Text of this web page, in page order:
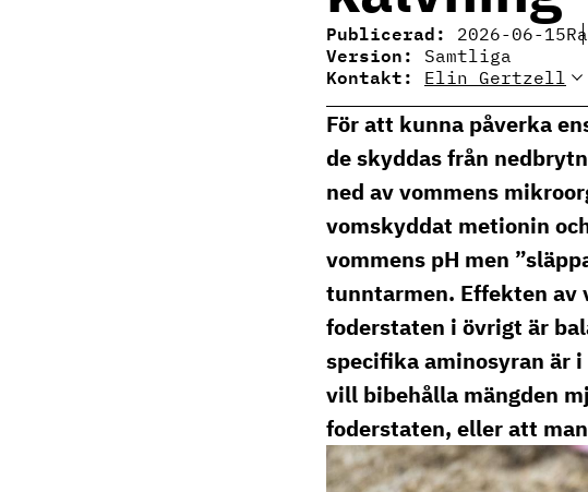
Publicerad: 2026-06-15
Version: Samtliga
Kontakt: Elin Gertzell
Elin Gertzell
Ämnesansvarig
mjölkproduktion
elin.gertzell@ri.se
010 516 57 74
För att kunna påverka
de skyddas från
ned av vommens
vomskyddat metionin
vommens pH men
tunntarmen. Effekten av
foderstaten i övrigt är
specifika aminosyran är
vill bibehålla mängden
foderstaten, eller att